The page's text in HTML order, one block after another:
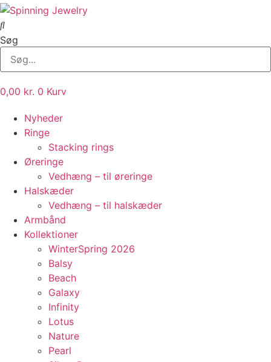
Søg
0,00 kr. 0 Kurv
Nyheder
Ringe
Stacking rings
Øreringe
Vedhæng – til øreringe
Halskæder
Vedhæng – til halskæder
Armbånd
Kollektioner
WinterSpring 2026
Balsy
Beach
Galaxy
Infinity
Lotus
Nature
Pearl